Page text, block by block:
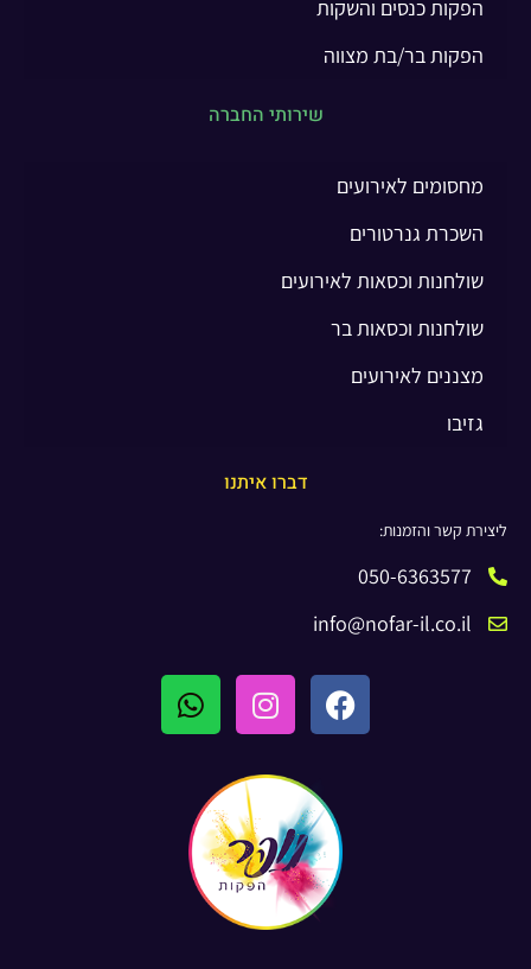
הפקות כנסים והשקות
הפקות בר/בת מצווה
שירותי החברה
מחסומים לאירועים
השכרת גנרטורים
שולחנות וכסאות לאירועים
שולחנות וכסאות בר
מצננים לאירועים
גזיבו
דברו איתנו
ליצירת קשר והזמנות:
050-6363577
info@nofar-il.co.il